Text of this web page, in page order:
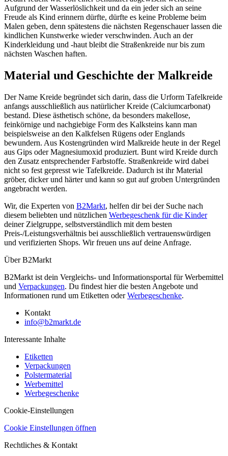
Aufgrund der Wasserlöslichkeit und da ein jeder sich an seine
Freude als Kind erinnern dürfte, dürfte es keine Probleme beim
Malen geben, denn spätestens die nächsten Regenschauer lassen die
kindlichen Kunstwerke wieder verschwinden. Auch an der
Kinderkleidung und -haut bleibt die Straßenkreide nur bis zum
nächsten Waschen haften.
Material und Geschichte der Malkreide
Der Name Kreide begründet sich darin, dass die Urform Tafelkreide
anfangs ausschließlich aus natürlicher Kreide (Calciumcarbonat)
bestand. Diese ästhetisch schöne, da besonders makellose,
feinkörnige und nachgiebige Form des Kalksteins kann man
beispielsweise an den Kalkfelsen Rügens oder Englands
bewundern. Aus Kostengründen wird Malkreide heute in der Regel
aus Gips oder Magnesiumoxid produziert. Bunt wird Kreide durch
den Zusatz entsprechender Farbstoffe. Straßenkreide wird dabei
nicht so fest gepresst wie Tafelkreide. Dadurch ist ihr Material
gröber, dicker und härter und kann so gut auf groben Untergründen
angebracht werden.
Wir, die Experten von B2Markt, helfen dir bei der Suche nach
diesem beliebten und nützlichen Werbegeschenk für die Kinder
deiner Zielgruppe, selbstverständlich mit dem besten
Preis-/Leistungsverhältnis bei ausschließlich vertrauenswürdigen
und verifizierten Shops. Wir freuen uns auf deine Anfrage.
Über B2Markt
B2Markt ist dein Vergleichs- und Informationsportal für Werbemittel
und Verpackungen. Du findest hier die besten Angebote und
Informationen rund um Etiketten oderWerbegeschenke.
Kontakt
info@b2markt.de
Interessante Inhalte
Etiketten
Verpackungen
Polstermaterial
Werbemittel
Werbegeschenke
Cookie-Einstellungen
Cookie Einstellungen öffnen
Rechtliches & Kontakt